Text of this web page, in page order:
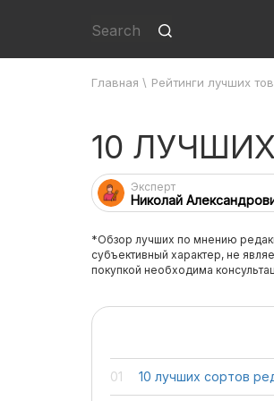
Главная \ Рейтинги лучших
10
Эксперт
Николай
*Обзор лучших по мнению
субъективный характер, не
покупкой необходима
10 лучших сортов